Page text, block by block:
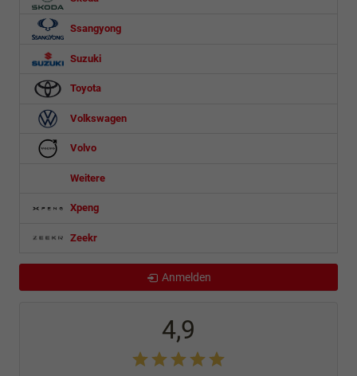
Ssangyong
Suzuki
Toyota
Volkswagen
Volvo
Weitere
Xpeng
Zeekr
Anmelden
4,9